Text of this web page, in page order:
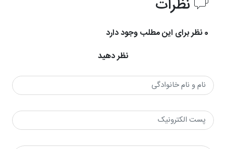
نظرات
0 نظر برای این مطلب وجود دارد
نظر دهید